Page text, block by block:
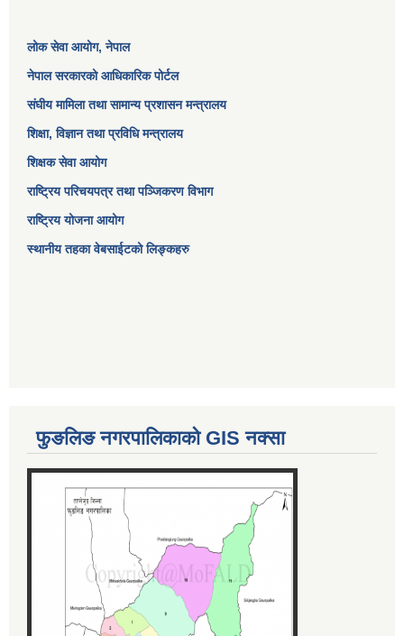
लोक सेवा आयोग, नेपाल
नेपाल सरकारको आधिकारिक पोर्टल
संघीय मामिला तथा सामान्य प्रशासन मन्त्रालय
शिक्षा, विज्ञान तथा प्रविधि मन्त्रालय
शिक्षक सेवा आयोग
राष्ट्रिय परिचयपत्र तथा पञ्जिकरण विभाग
राष्ट्रिय योजना आयोग
स्थानीय तहका वेबसाईटको लिङ्कहरु
फुङलिङ नगरपालिकाको GIS नक्सा